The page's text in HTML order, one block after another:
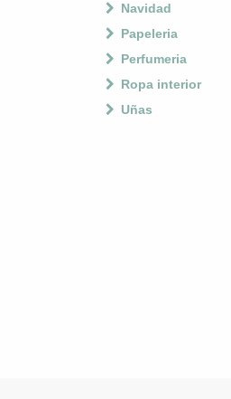
Navidad
Papeleria
Perfumeria
Ropa interior
Uñas